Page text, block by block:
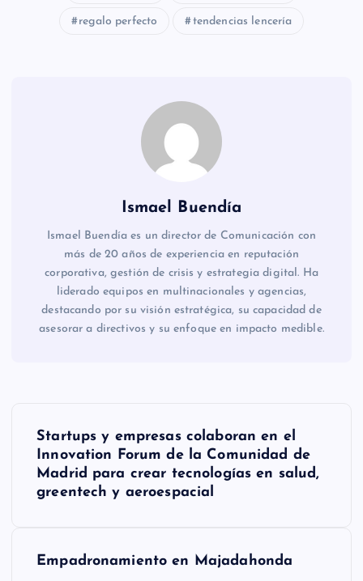
regalo perfecto tendencias lencería
Ismael Buendía
Ismael Buendía es un director de Comunicación con
más de 20 años de experiencia en reputación
corporativa, gestión de crisis y estrategia digital. Ha
liderado equipos en multinacionales y agencias,
destacando por su visión estratégica, su capacidad de
asesorar a directivos y su enfoque en impacto medible.
NStartups y empresas colaboran en el
Innovation Forum de la Comunidad de
Madrid para crear tecnologías en salud,
greentech y aeroespacial
Empadronamiento en Majadahonda